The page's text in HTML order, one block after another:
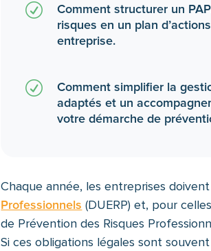
R
Comment structurer un
risques en un plan
entreprise.
R
Comment simplifier la
adaptés et un
votre démarche de
Chaque année, les entreprises
Professionnels (DUERP) et, pour
de Prévention des Risques
Si ces obligations légales sont